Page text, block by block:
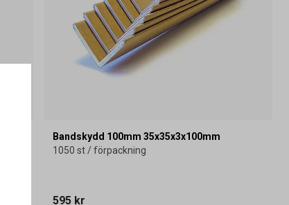
Bandskydd 100mm 35x35x3x100mm
1050 st / förpackning
595 kr